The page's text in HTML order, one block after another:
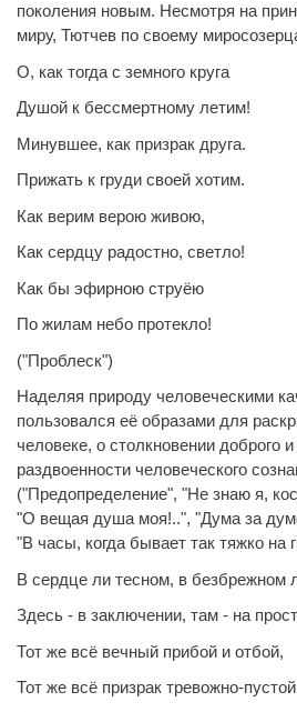
поколения новым. Несмотря на
миру, Тютчев по своему
О, как тогда с земного круга
Душой к бессмертному летим!
Минувшее, как призрак друга.
Прижать к груди своей хотим.
Как верим верою живою,
Как сердцу радостно, светло!
Как бы эфирною струёю
По жилам небо протекло!
("Проблеск")
Наделяя природу человеческими
пользовался её образами для
человеке, о столкновении доброго
раздвоенности человеческого
("Предопределение", "Не знаю я,
"О вещая душа моя!..", "Дума за
"В часы, когда бывает так тяжко на
В сердце ли тесном, в безбрежном
Здесь - в заключении, там - на
Тот же всё вечный прибой и отбой,
Тот же всё призрак тревожно-